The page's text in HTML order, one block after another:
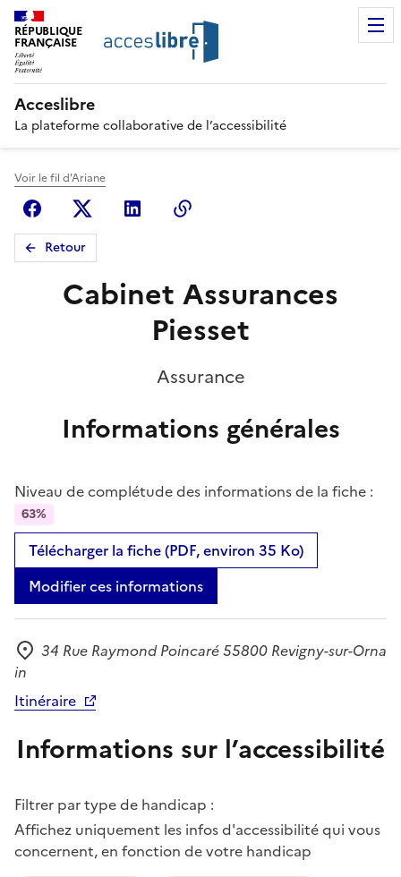
RÉPUBLIQUE
FRANÇAISE
Acceslibre
La plateforme collaborative de l’accessibilité
Voir le fil d'Ariane
FacebookX (anciennement Twitter)
Linkedin
Retour
Cabinet Assurances
Piesset
Assurance
Informations générales
Niveau de complétude des informations de la fiche :
63%
Télécharger la fiche (PDF, environ 35 Ko)
Modifier ces informations
Adresse
34 Rue Raymond Poincaré 55800 Revigny-sur-Orna
in
Itinéraire
Informations sur l’accessibilité
Filtrer par type de handicap :
Affichez uniquement les infos d'accessibilité qui vous
concernent, en fonction de votre handicap